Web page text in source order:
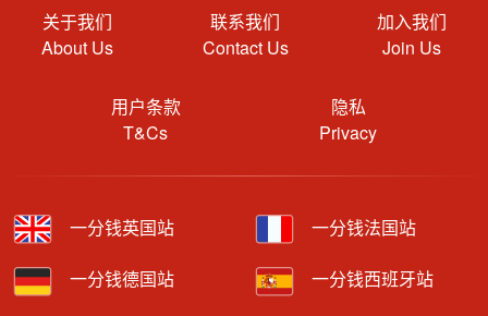
关于我们
About Us
联系我们
Contact Us
加入我们
Join Us
用户条款
T&Cs
隐私
Privacy
一分钱英国站 一分钱法国站
一分钱德国站 一分钱西班牙站